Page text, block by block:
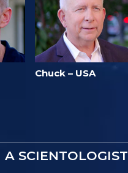
Chuck – USA
SCIENTOLOGIST